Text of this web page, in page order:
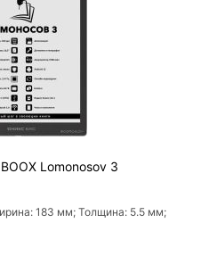
Lomonosov 3
183 мм; Толщина: 5.5 мм;